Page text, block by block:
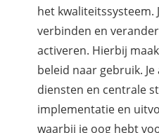
het kwaliteitssysteem.
verbinden en
activeren. Hierbij
beleid naar gebruik.
diensten en centrale
implementatie en
waarbij je oog hebt